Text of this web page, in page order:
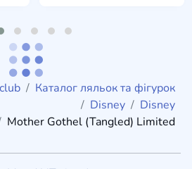
Каталог ляльок та фігурок
Disney
Disney
Mother Gothel (Tangled) Limited